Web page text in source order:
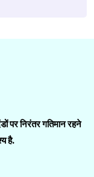
पर निरंतर गतिमान रहने
है.